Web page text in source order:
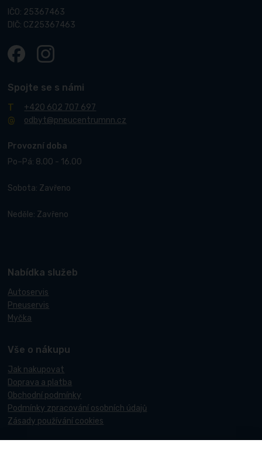
IČO: 25367463
DIČ: CZ25367463
Spojte se s námi
+420 602 707 697
odbyt@pneucentrumnn.cz
Provozní doba
Po–Pá: 8.00 - 16.00
Sobota: Zavřeno
Neděle: Zavřeno
Nabídka služeb
Autoservis
Pneuservis
Myčka
Vše o nákupu
Jak nakupovat
Doprava a platba
Obchodní podmínky
Podmínky zpracování osobních údajů
Zásady používání cookies